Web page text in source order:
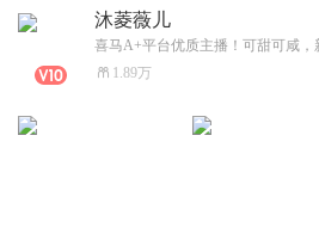
沐菱薇儿
1.89万